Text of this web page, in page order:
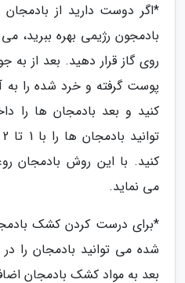
*اگر دوست دارید از
بادمجون رژیمی بهره ببرید،
روی گاز قرار دهید. بعد از
کنید و بعد بادمجان ها را
کنید. با این روش
می نماید.
*برای درست کردن کشک
شده می توانید بادمجان را
بعد به مواد کشک بادمجان